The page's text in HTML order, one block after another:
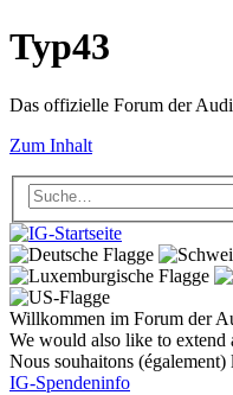
Typ43
Das offizielle Forum der
Zum Inhalt
Willkommen im Forum der
We would also like to
Nous souhaitons
IG-Spendeninfo